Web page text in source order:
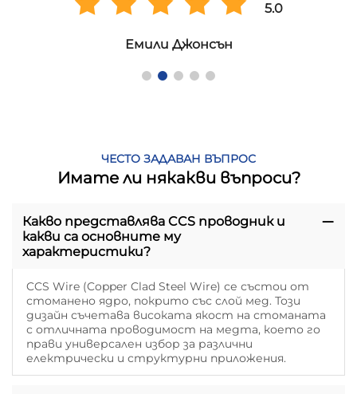
5.0
Емили Джонсън
ЧЕСТО ЗАДАВАН ВЪПРОС
Имате ли някакви въпроси?
Какво представлява CCS проводник и
какви са основните му
характеристики?
CCS Wire (Copper Clad Steel Wire) се състои от
стоманено ядро, покрито със слой мед. Този
дизайн съчетава високата якост на стоманата
с отличната проводимост на медта, което го
прави универсален избор за различни
електрически и структурни приложения.